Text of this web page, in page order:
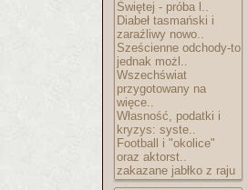
Świętej - próba l..
Diabeł tasmański i
zaraźliwy nowo..
Sześcienne odchody-to
jednak możl..
Wszechświat
przygotowany na
więce..
Własność, podatki i
kryzys: syste..
Football i "okolice"
oraz aktorst..
zakazane jabłko z raju